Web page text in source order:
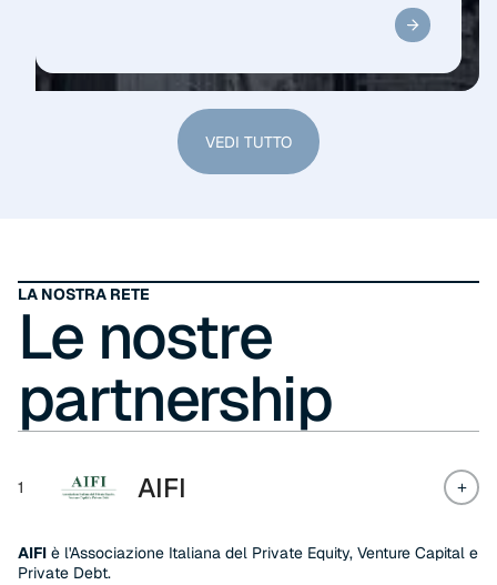
VEDI TUTTO
VEDI TUTTO
LA NOSTRA RETE
Le nostre
partnership
1 AIFI
AIFI è l'Associazione Italiana del Private Equity, Venture Capital e
Private Debt.